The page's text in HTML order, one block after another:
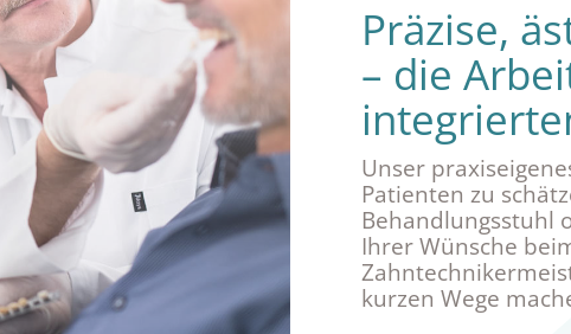
Präzise,
– die
Unser
Patienten zu
Behandlungsstuhl
Ihrer Wünsche
kurzen Wege